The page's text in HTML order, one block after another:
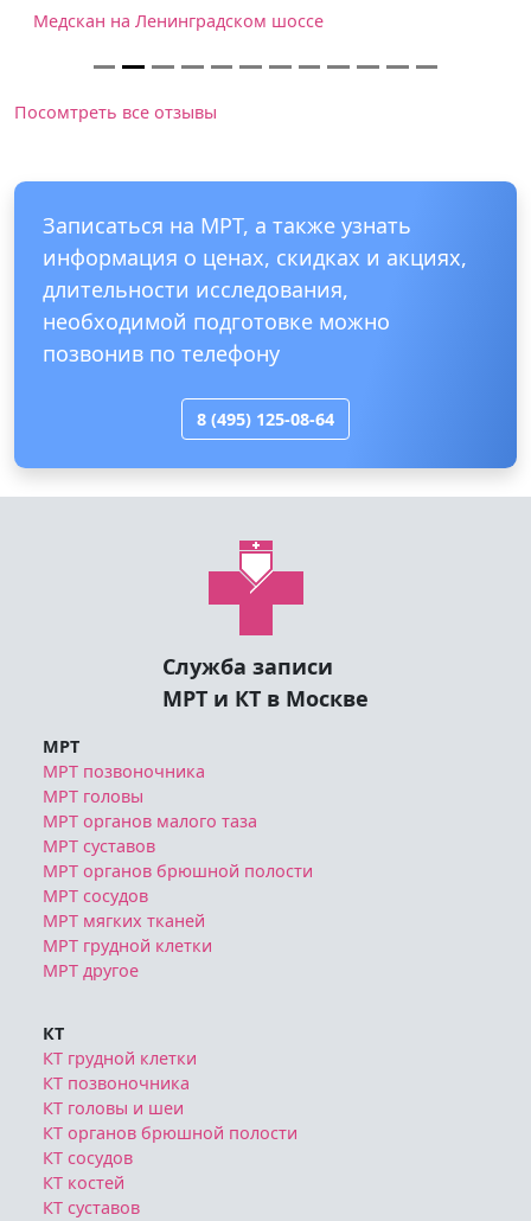
Медскан на Ленинградском шоссе
Посомтреть все отзывы
Записаться на МРТ, а также узнать
информация о ценах, скидках и акциях,
длительности исследования,
необходимой подготовке можно
позвонив по телефону
8 (495) 125-08-64
Служба записи
МРТ и КТ в Москве
МРТ
МРТ позвоночника
МРТ головы
МРТ органов малого таза
МРТ суставов
МРТ органов брюшной полости
МРТ сосудов
МРТ мягких тканей
МРТ грудной клетки
МРТ другое
КТ
КТ грудной клетки
КТ позвоночника
КТ головы и шеи
КТ органов брюшной полости
КТ сосудов
КТ костей
КТ суставов